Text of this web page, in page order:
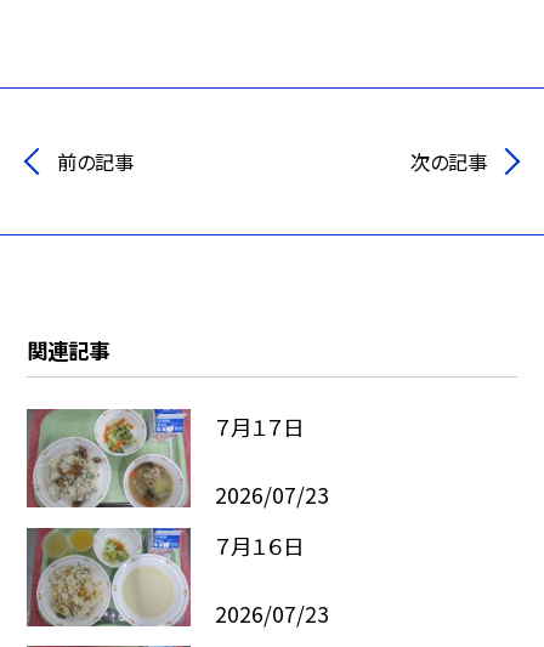
前の記事 次の記事
関連記事
７月１７日
2026/07/23
７月１６日
2026/07/23